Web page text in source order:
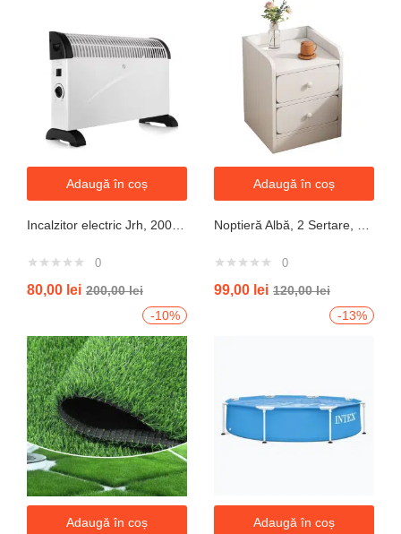
Adaugă în coș
0
80,00 lei 200,00lei
Adaugă în coș
0
99,00 lei 120,00lei
-10%
Adaugă în coș
-13%
Adaugă în coș